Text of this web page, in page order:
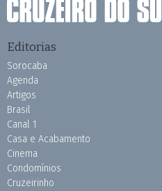
Editorias
Sorocaba
Agenda
Artigos
Brasil
Canal 1
Casa e Acabamento
Cinema
Condomínios
Cruzeirinho